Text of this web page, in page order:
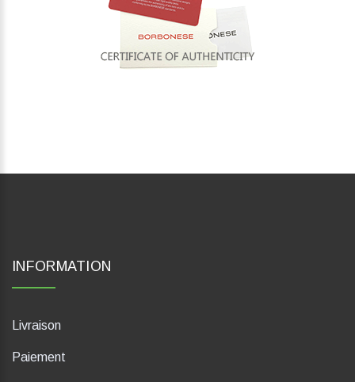
INFORMATION
Livraison
Paiement